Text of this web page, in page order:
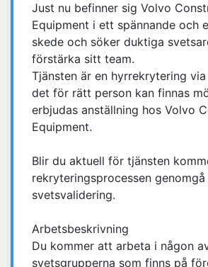
Just nu befinner sig Volvo
Equipment i ett spännande och
skede och söker duktiga
förstärka sitt team.
Tjänsten är en hyrrekrytering
det för rätt person kan finnas
erbjudas anställning hos Volvo
Equipment.
Blir du aktuell för tjänsten
rekryteringsprocessen genomgå
svetsvalidering.
Arbetsbeskrivning
Du kommer att arbeta i någon
svetsgrupperna som finns på